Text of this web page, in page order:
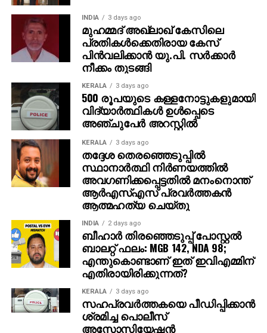
കയ്യില്‍ ത്രിശൂലം പിടിച്ച് കാളയുടെ പുറത്ത്
സവാരിയുമായി എത്തുന്ന രുദ്രയായി മഹേഷ്
ബാബുവിന്റെ എന്‍ട്രിയാണ് ട്രെയിലറിന്റെ ഹൈലൈറ്റ്.
അതേപോലെ, വേദിയിലേക്കും മഹേഷ് ബാബു
കാളപ്പുറത്ത് സവാരിയായി എത്തിയപ്പോള്‍ 60,000-
ത്തിലധികം പ്രേക്ഷകര്‍ കൈയ്യടി മുഴക്കി വരവേറ്റു.
ഐമാക്‌സ് ഫോര്‍മാറ്റിലാണ് ഈ ചിത്രം ഒരുക്കുന്നത്.
അതിനാല്‍ തന്നെ തിയേറ്ററുകളില്‍ അത്ഭുതകരമായ
കാഴ്ചാനുഭവം സമ്മാനിക്കുമെന്നുറപ്പ്. ബാഹുബലി,
ഞഞഞ എന്നിവയുടെ സംവിധായകന്‍ രാജമൗലിയുടെ
ഈ ബ്രഹ്‌മാണ്ഡ പ്രോജക്റ്റ് 2027-ല്‍
തിയേറ്ററുകളിലേക്ക് എത്തും.
INDIA 3 days ago
മുഹമ്മദ് അഖ്‌ലാഖ് കേസിലെ
പ്രതികള്‍ക്കെതിരായ കേസ്
പിന്‍വലിക്കാന്‍ യു.പി. സര്‍ക്കാര്‍
നീക്കം തുടങ്ങി
KERALA 3 days ago
500 രൂപയുടെ കള്ളനോട്ടുകളുമായി
വിദ്യാര്‍ത്ഥികള്‍ ഉള്‍പ്പെടെ
അഞ്ചുപേര്‍ അറസ്റ്റില്‍
KERALA 3 days ago
തദ്ദേശ തെരഞ്ഞെടുപ്പില്‍
സ്ഥാനാര്‍ത്ഥി നിര്‍ണയത്തില്‍
അവഗണിക്കപ്പെട്ടതില്‍ മനംനൊന്ത്
ആര്‍എസ്എസ് പ്രവര്‍ത്തകന്‍
ആത്മഹത്യ ചെയ്തു
INDIA 2 days ago
ബീഹാർ തിരഞ്ഞെടുപ്പ് പോസ്റ്റൽ
ബാലറ്റ് ഫലം: MGB 142, NDA 98;
എന്തുകൊണ്ടാണ് ഇത് ഇവിഎമ്മിന്
എതിരായിരിക്കുന്നത്?
KERALA 3 days ago
സഹപ്രവര്‍ത്തകയെ പീഡിപ്പിക്കാന്‍
ശ്രമിച്ച പൊലീസ്
അസോസിയേഷന്‍